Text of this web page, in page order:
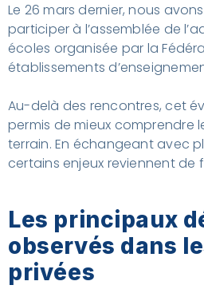
Le 26 mars dernier, nous
participer à l’assemblée de
écoles organisée par la
établissements
Au-delà des rencontres, cet
permis de mieux comprendre
terrain. En échangeant avec
certains enjeux reviennent
Les principaux
observés dans
privées